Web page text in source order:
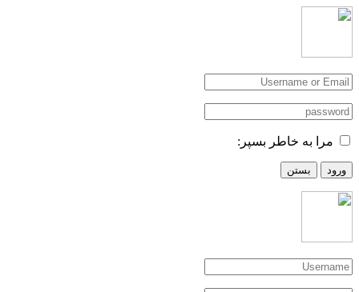
مرا به خاطر بسپر:
ورود بستن